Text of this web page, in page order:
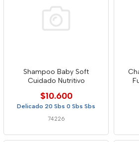
Shampoo Baby Soft
Cuidado Nutritivo
$10.600
Delicado 20 Sbs 0 Sbs Sbs
74226